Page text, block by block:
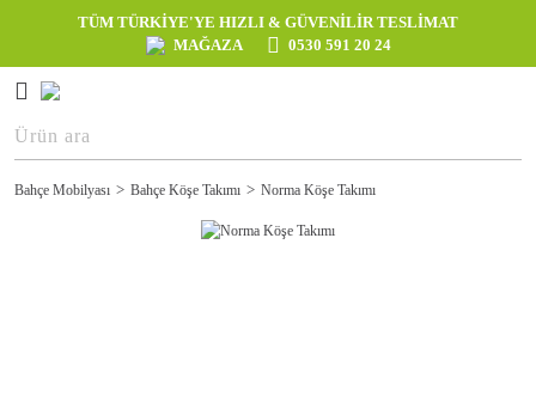
TÜM TÜRKİYE'YE HIZLI & GÜVENİLİR TESLİMAT
MAĞAZA
0530 591 20 24
Bahçe Mobilyası Bahçe Köşe Takımı Norma Köşe Takımı